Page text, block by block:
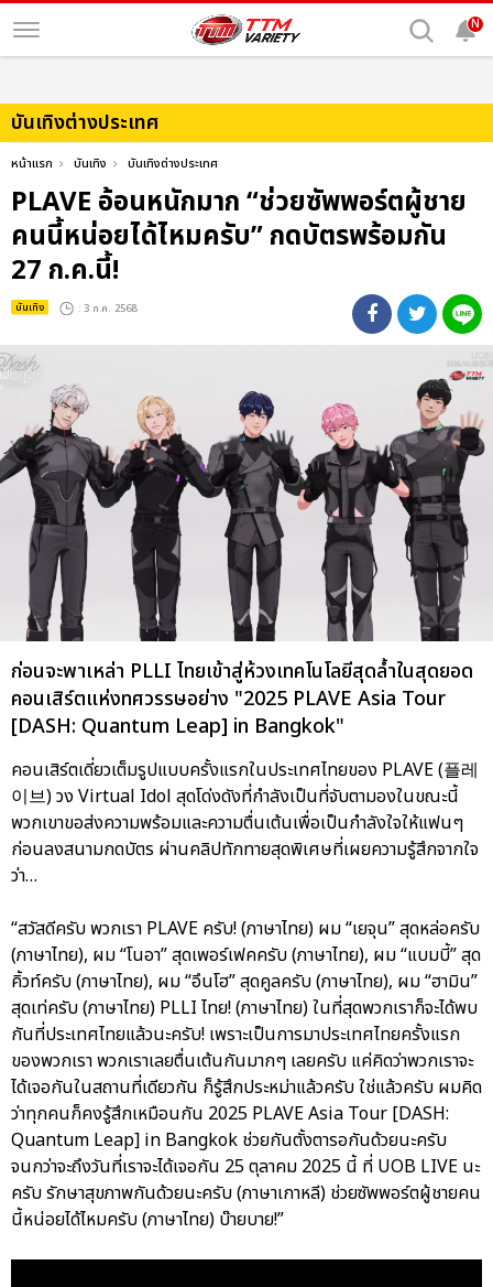
N
บันเทิงต่างประเทศ
หน้าแรก บันเทิง บันเทิงต่างประเทศ
PLAVE อ้อนหนักมาก “ช่วยซัพพอร์ตผู้ชาย
คนนี้หน่อยได้ไหมครับ” กดบัตรพร้อมกัน
27 ก.ค.นี้!
บันเทิง : 3 ก.ค. 2568
ก่อนจะพาเหล่า PLLI ไทยเข้าสู่ห้วงเทคโนโลยีสุดล้ำในสุดยอด
คอนเสิร์ตแห่งทศวรรษอย่าง "2025 PLAVE Asia Tour
[DASH: Quantum Leap] in Bangkok"
คอนเสิร์ตเดี่ยวเต็มรูปแบบครั้งแรกในประเทศไทยของ PLAVE (플레
이브) วง Virtual Idol สุดโด่งดังที่กำลังเป็นที่จับตามองในขณะนี้
พวกเขาขอส่งความพร้อมและความตื่นเต้นเพื่อเป็นกำลังใจให้แฟนๆ
ก่อนลงสนามกดบัตร ผ่านคลิปทักทายสุดพิเศษที่เผยความรู้สึกจากใจ
ว่า…
“สวัสดีครับ พวกเรา PLAVE ครับ! (ภาษาไทย) ผม “เยจุน” สุดหล่อครับ
(ภาษาไทย), ผม “โนอา” สุดเพอร์เฟคครับ (ภาษาไทย), ผม “แบมบี้” สุด
คิ้วท์ครับ (ภาษาไทย), ผม “อึนโฮ” สุดคูลครับ (ภาษาไทย), ผม “ฮามิน”
สุดเท่ครับ (ภาษาไทย) PLLI ไทย! (ภาษาไทย) ในที่สุดพวกเราก็จะได้พบ
กันที่ประเทศไทยแล้วนะครับ! เพราะเป็นการมาประเทศไทยครั้งแรก
ของพวกเรา พวกเราเลยตื่นเต้นกันมากๆ เลยครับ แค่คิดว่าพวกเราจะ
ได้เจอกันในสถานที่เดียวกัน ก็รู้สึกประหม่าแล้วครับ ใช่แล้วครับ ผมคิด
ว่าทุกคนก็คงรู้สึกเหมือนกัน 2025 PLAVE Asia Tour [DASH:
Quantum Leap] in Bangkok ช่วยกันตั้งตารอกันด้วยนะครับ
จนกว่าจะถึงวันที่เราจะได้เจอกัน 25 ตุลาคม 2025 นี้ ที่ UOB LIVE นะ
ครับ รักษาสุขภาพกันด้วยนะครับ (ภาษาเกาหลี) ช่วยซัพพอร์ตผู้ชายคน
นี้หน่อยได้ไหมครับ (ภาษาไทย) บ๊ายบาย!”